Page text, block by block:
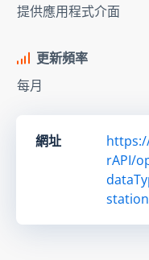
提供應用程式介面
更新頻率
每月
網址
rAPI/